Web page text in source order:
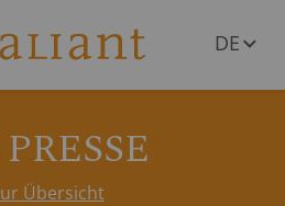
DE
Übersicht